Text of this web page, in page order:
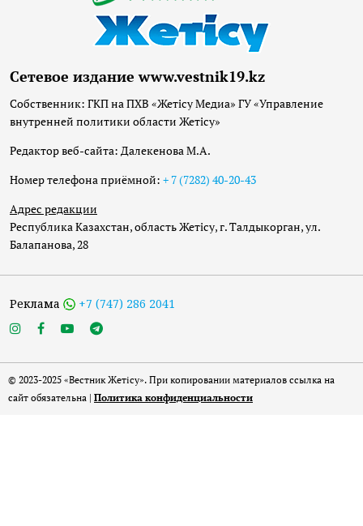
Сетевое издание www.vestnik19.kz
Собственник: ГКП на ПХВ «Жетісу Медиа» ГУ «Управление
внутренней политики области Жетісу»
Редактор веб-сайта: Далекенова М.А.
Номер телефона приёмной: + 7 (7282) 40-20-43
Адрес редакции
Республика Казахстан, область Жетісу, г. Талдыкорган, ул.
Балапанова, 28
Реклама +7 (747) 286 2041
© 2023-2025 «Вестник Жетісу». При копировании материалов ссылка на
сайт обязательна | Политика конфиденциальности